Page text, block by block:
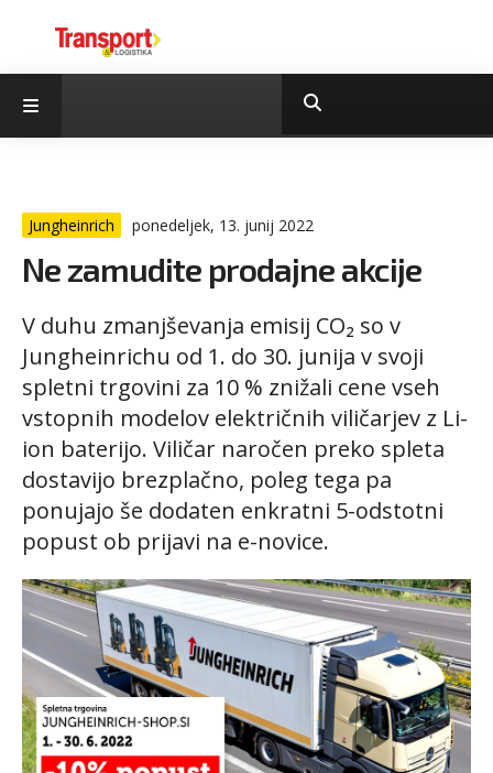
Jungheinrich ponedeljek, 13. junij 2022
Ne zamudite prodajne akcije
V duhu zmanjševanja emisij CO₂ so v
Jungheinrichu od 1. do 30. junija v svoji
spletni trgovini za 10 % znižali cene vseh
vstopnih modelov električnih viličarjev z Li-
ion baterijo. Viličar naročen preko spleta
dostavijo brezplačno, poleg tega pa
ponujajo še dodaten enkratni 5-odstotni
popust ob prijavi na e-novice.